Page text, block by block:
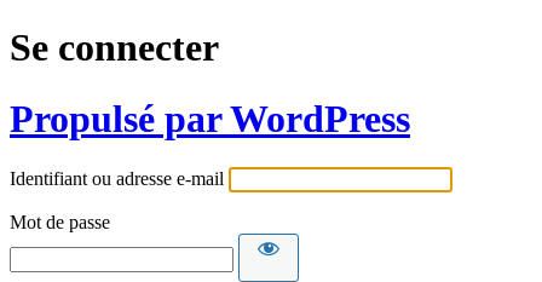
Se connecter
Propulsé par WordPress
Identifiant ou adresse e-mail
Mot de passe